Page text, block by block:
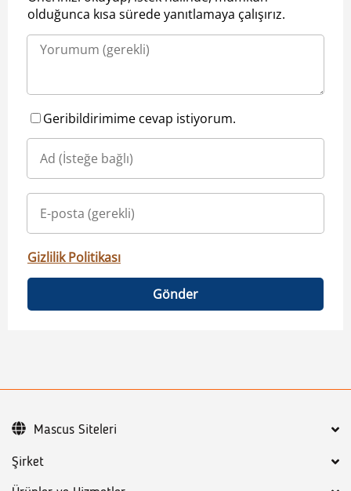
olduğunca kısa sürede yanıtlamaya çalışırız.
Geribildirimime cevap istiyorum.
Gizlilik Politikası
Gönder
Şirket
Mascus Siteleri